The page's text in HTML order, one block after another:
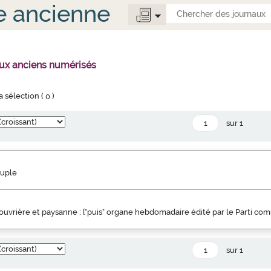
ancienne
anciens numérisés
sélection (0 )
sur 1
et paysanne : ["puis" organe hebdomadaire édité par le Parti
sur 1